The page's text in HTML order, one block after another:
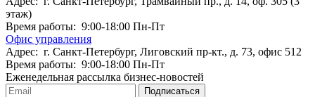
этаж)
Время работы: 9:00-18:00 Пн-Пт
Офис управления
Адрес: г. Санкт-Петербург, Лиговский пр-кт., д. 73, офис 512
Время работы: 9:00-18:00 Пн-Пт
Еженедельная рассылка бизнес-новостей
Подписаться